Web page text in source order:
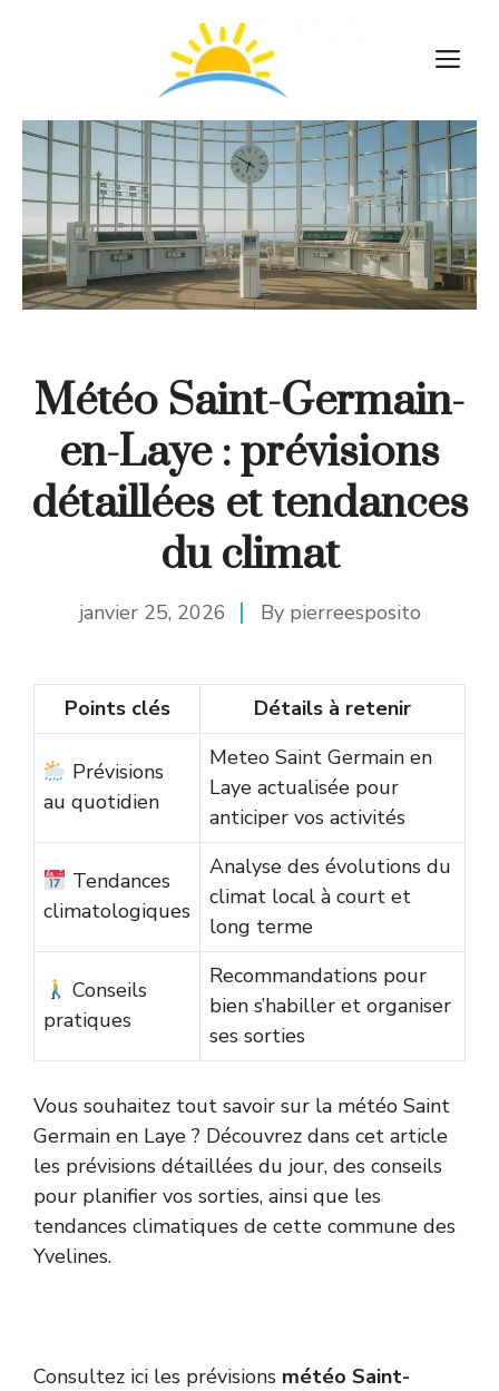
Météo Saint-Germain-
en-Laye : prévisions
détaillées et tendances
du climat
janvier 25, 2026 By pierreesposito
Points clés Détails à retenir
Prévisions
au quotidien
Meteo Saint Germain en
Laye actualisée pour
anticiper vos activités
Tendances
climatologiques
Analyse des évolutions du
climat local à court et
long terme
Conseils
pratiques
Recommandations pour
bien s’habiller et organiser
ses sorties
Vous souhaitez tout savoir sur la météo Saint
Germain en Laye ? Découvrez dans cet article
les prévisions détaillées du jour, des conseils
pour planifier vos sorties, ainsi que les
tendances climatiques de cette commune des
Yvelines.
Consultez ici les prévisions météo Saint-